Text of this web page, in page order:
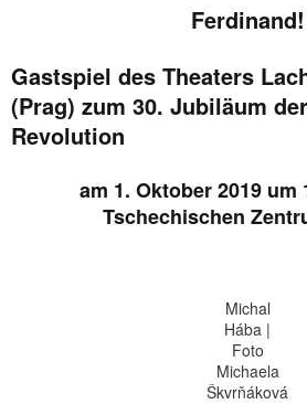
Ferdinand!
Gastspiel des Theaters
(Prag) zum 30. Jubiläum
Revolution
am 1. Oktober 2019 um
Tschechischen
Michal
Hába |
Foto
Michaela
Škvrňáková